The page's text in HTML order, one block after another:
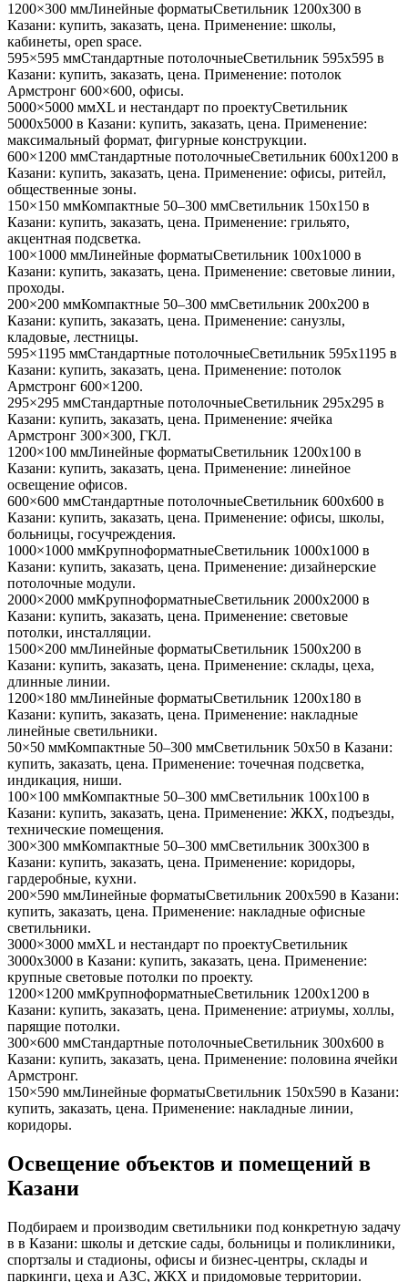
1200×300 ммЛинейные форматыСветильник 1200x300 в
Казани: купить, заказать, цена. Применение: школы,
кабинеты, open space.
595×595 ммСтандартные потолочныеСветильник 595x595 в
Казани: купить, заказать, цена. Применение: потолок
Армстронг 600×600, офисы.
5000×5000 ммXL и нестандарт по проектуСветильник
5000x5000 в Казани: купить, заказать, цена. Применение:
максимальный формат, фигурные конструкции.
600×1200 ммСтандартные потолочныеСветильник 600x1200 в
Казани: купить, заказать, цена. Применение: офисы, ритейл,
общественные зоны.
150×150 ммКомпактные 50–300 ммСветильник 150x150 в
Казани: купить, заказать, цена. Применение: грильято,
акцентная подсветка.
100×1000 ммЛинейные форматыСветильник 100x1000 в
Казани: купить, заказать, цена. Применение: световые линии,
проходы.
200×200 ммКомпактные 50–300 ммСветильник 200x200 в
Казани: купить, заказать, цена. Применение: санузлы,
кладовые, лестницы.
595×1195 ммСтандартные потолочныеСветильник 595x1195 в
Казани: купить, заказать, цена. Применение: потолок
Армстронг 600×1200.
295×295 ммСтандартные потолочныеСветильник 295x295 в
Казани: купить, заказать, цена. Применение: ячейка
Армстронг 300×300, ГКЛ.
1200×100 ммЛинейные форматыСветильник 1200x100 в
Казани: купить, заказать, цена. Применение: линейное
освещение офисов.
600×600 ммСтандартные потолочныеСветильник 600x600 в
Казани: купить, заказать, цена. Применение: офисы, школы,
больницы, госучреждения.
1000×1000 ммКрупноформатныеСветильник 1000x1000 в
Казани: купить, заказать, цена. Применение: дизайнерские
потолочные модули.
2000×2000 ммКрупноформатныеСветильник 2000x2000 в
Казани: купить, заказать, цена. Применение: световые
потолки, инсталляции.
1500×200 ммЛинейные форматыСветильник 1500x200 в
Казани: купить, заказать, цена. Применение: склады, цеха,
длинные линии.
1200×180 ммЛинейные форматыСветильник 1200x180 в
Казани: купить, заказать, цена. Применение: накладные
линейные светильники.
50×50 ммКомпактные 50–300 ммСветильник 50x50 в Казани:
купить, заказать, цена. Применение: точечная подсветка,
индикация, ниши.
100×100 ммКомпактные 50–300 ммСветильник 100x100 в
Казани: купить, заказать, цена. Применение: ЖКХ, подъезды,
технические помещения.
300×300 ммКомпактные 50–300 ммСветильник 300x300 в
Казани: купить, заказать, цена. Применение: коридоры,
гардеробные, кухни.
200×590 ммЛинейные форматыСветильник 200x590 в Казани:
купить, заказать, цена. Применение: накладные офисные
светильники.
3000×3000 ммXL и нестандарт по проектуСветильник
3000x3000 в Казани: купить, заказать, цена. Применение:
крупные световые потолки по проекту.
1200×1200 ммКрупноформатныеСветильник 1200x1200 в
Казани: купить, заказать, цена. Применение: атриумы, холлы,
парящие потолки.
300×600 ммСтандартные потолочныеСветильник 300x600 в
Казани: купить, заказать, цена. Применение: половина ячейки
Армстронг.
150×590 ммЛинейные форматыСветильник 150x590 в Казани:
купить, заказать, цена. Применение: накладные линии,
коридоры.
Освещение объектов и помещений в
Казани
Подбираем и производим светильники под конкретную задачу
в в Казани: школы и детские сады, больницы и поликлиники,
спортзалы и стадионы, офисы и бизнес-центры, склады и
паркинги, цеха и АЗС, ЖКХ и придомовые территории.